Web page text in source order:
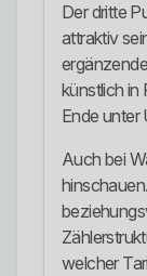
Der dritte
attraktiv
künstlich in
Ende unter
Auch bei
welcher